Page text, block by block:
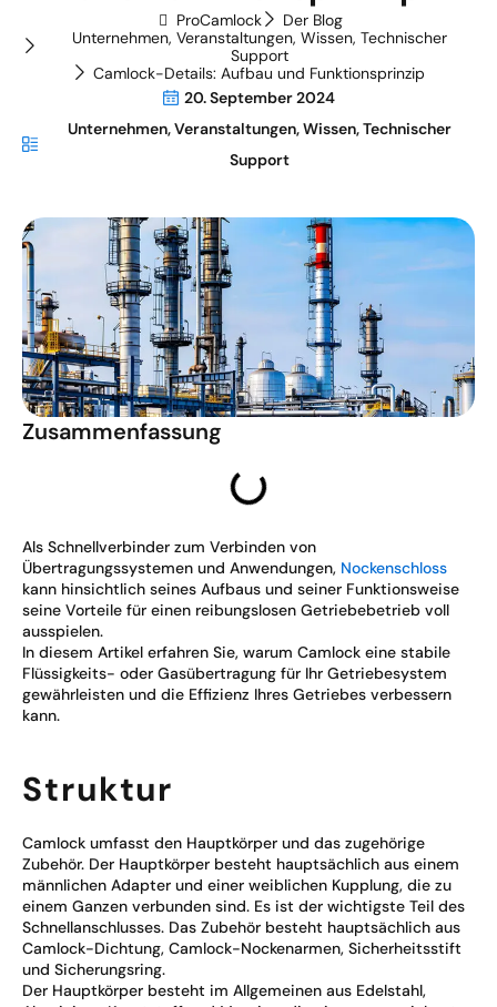
ProCamlock
Der Blog
Unternehmen, Veranstaltungen, Wissen, Technischer
Support
Camlock-Details: Aufbau und Funktionsprinzip
20. September 2024
Unternehmen,Veranstaltungen,Wissen,Technischer
Support
Zusammenfassung
Als Schnellverbinder zum Verbinden von
Übertragungssystemen und Anwendungen, Nockenschloss
kann hinsichtlich seines Aufbaus und seiner Funktionsweise
seine Vorteile für einen reibungslosen Getriebebetrieb voll
ausspielen.
In diesem Artikel erfahren Sie, warum Camlock eine stabile
Flüssigkeits- oder Gasübertragung für Ihr Getriebesystem
gewährleisten und die Effizienz Ihres Getriebes verbessern
kann.
Struktur
Camlock umfasst den Hauptkörper und das zugehörige
Zubehör. Der Hauptkörper besteht hauptsächlich aus einem
männlichen Adapter und einer weiblichen Kupplung, die zu
einem Ganzen verbunden sind. Es ist der wichtigste Teil des
Schnellanschlusses. Das Zubehör besteht hauptsächlich aus
Camlock-Dichtung, Camlock-Nockenarmen, Sicherheitsstift
und Sicherungsring.
Der Hauptkörper besteht im Allgemeinen aus Edelstahl,